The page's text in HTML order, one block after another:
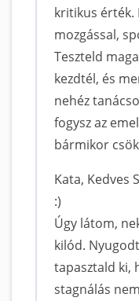
kritikus érték.
mozgással,
Teszteld
kezdtél, és
nehéz
fogysz az
bármikor
Kata, Kedves
:)
Úgy látom,
kilód.
tapasztald ki,
stagnálás